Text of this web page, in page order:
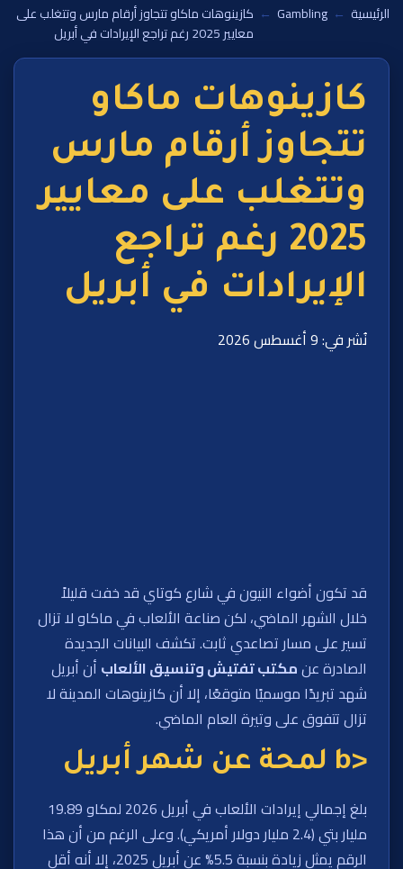
الرئيسية ←
Gambling
← كازينوهات ماكاو تتجاوز أرقام مارس وتتغلب على
معايير 2025 رغم تراجع الإيرادات في أبريل
كازينوهات ماكاو
تتجاوز أرقام مارس
وتتغلب على معايير
2025 رغم تراجع
الإيرادات في أبريل
نُشر في: 9 أغسطس 2026
قد تكون أضواء النيون في شارع كوتاي قد خفت قليلاً
خلال الشهر الماضي، لكن صناعة الألعاب في ماكاو لا تزال
تسير على مسار تصاعدي ثابت. تكشف البيانات الجديدة
الصادرة عنمكتب تفتيش وتنسيق الألعاب أن أبريل
شهد تبريدًا موسميًا متوقعًا، إلا أن كازينوهات المدينة لا
تزال تتفوق على وتيرة العام الماضي.
<b لمحة عن شهر أبريل
بلغ إجمالي إيرادات الألعاب في أبريل 2026 لمكاو 19.89
مليار بتي (2.4 مليار دولار أمريكي). وعلى الرغم من أن هذا
الرقم يمثل زيادة بنسبة 5.5% عن أبريل 2025، إلا أنه أقل